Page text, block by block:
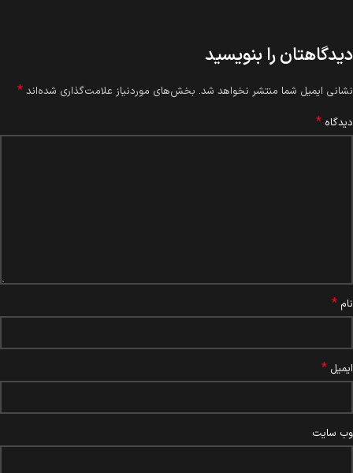
دیدگاهتان را بنویسید
نشانی ایمیل شما منتشر نخواهد شد. بخش‌های موردنیاز علامت‌گذاری شده‌اند *
دیدگاه *
نام *
ایمیل *
وب‌ سایت